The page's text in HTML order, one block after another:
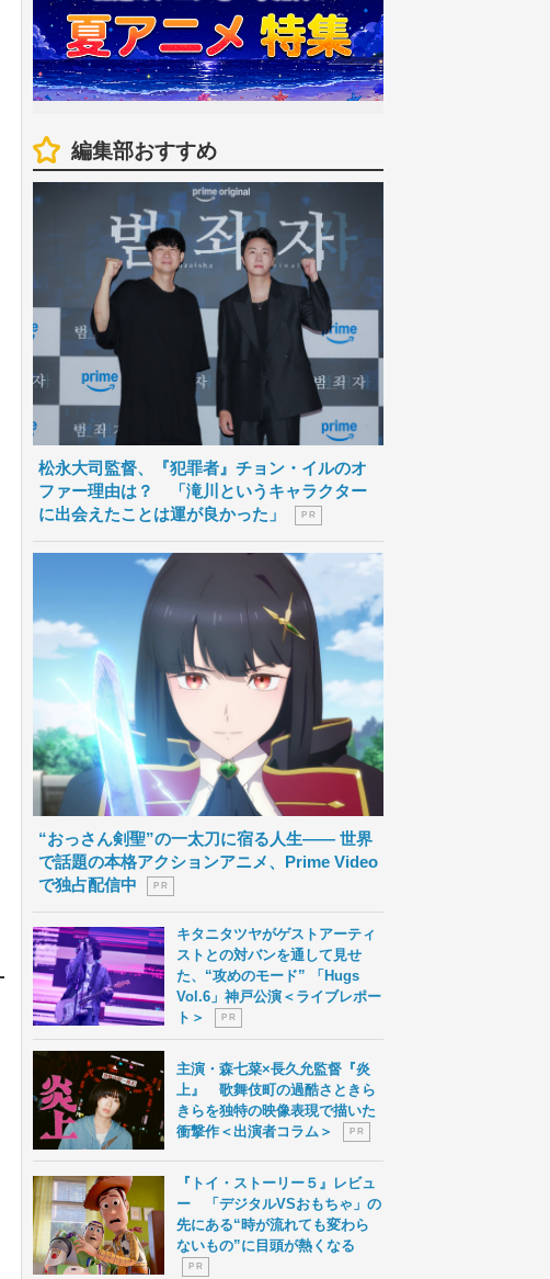
編集部おすすめ
松永大司監督、『犯罪者』チョン・イルのオ
ファー理由は？ 「滝川というキャラクター
に出会えたことは運が良かった」
P R
“おっさん剣聖”の一太刀に宿る人生―― 世界
で話題の本格アクションアニメ、Prime Video
で独占配信中
P R
キタニタツヤがゲストアーティ
ストとの対バンを通して見せ
た、“攻めのモード” 「Hugs
Vol.6」神戸公演＜ライブレポー
ト＞
P R
主演・森七菜×長久允監督『炎
上』 歌舞伎町の過酷さときら
きらを独特の映像表現で描いた
衝撃作＜出演者コラム＞
P R
『トイ・ストーリー５』レビュ
ー 「デジタルVSおもちゃ」の
先にある“時が流れても変わら
ないもの”に目頭が熱くなる
P R